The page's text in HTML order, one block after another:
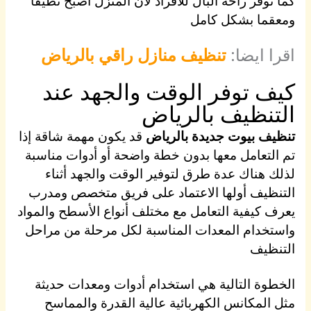
ومعقما بشكل كامل
اقرا ايضا:تنظيف منازل راقي بالرياض
كيف توفر الوقت والجهد عند
التنظيف بالرياض
تنظيف بيوت جديدة بالرياض قد يكون مهمة شاقة إذا
تم التعامل معها بدون خطة واضحة أو أدوات مناسبة
لذلك هناك عدة طرق لتوفير الوقت والجهد أثناء
التنظيف أولها الاعتماد على فريق متخصص ومدرب
يعرف كيفية التعامل مع مختلف أنواع الأسطح والمواد
واستخدام المعدات المناسبة لكل مرحلة من مراحل
التنظيف
الخطوة التالية هي استخدام أدوات ومعدات حديثة
مثل المكانس الكهربائية عالية القدرة والمماسح